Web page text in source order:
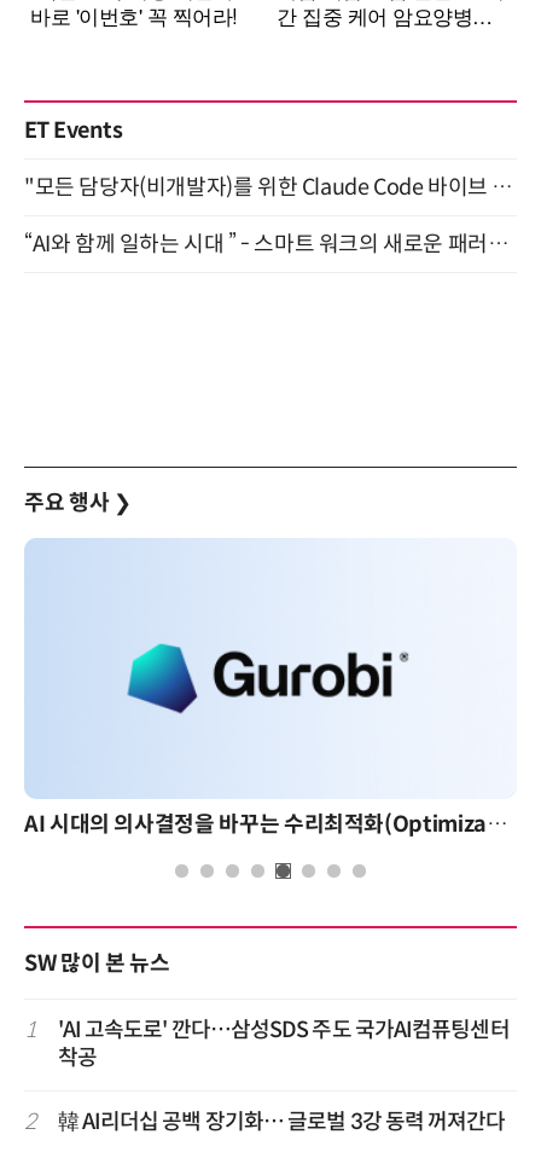
ET Events
"모든 담당자(비개발자)를 위한 Claude Code 바이브 코딩 2-day 부트캠프" 9월 16~17일 개최
“AI와 함께 일하는 시대 ” - 스마트 워크의 새로운 패러다임 (9/11)
주요 행사 ❯
AI 시대의 의사결정을 바꾸는 수리최적화(Optimization): 실제 산업 적용 사례와 활용 전략
SW 많이 본 뉴스
1
'AI 고속도로' 깐다…삼성SDS 주도 국가AI컴퓨팅센터
착공
2 韓 AI리더십 공백 장기화… 글로벌 3강 동력 꺼져간다